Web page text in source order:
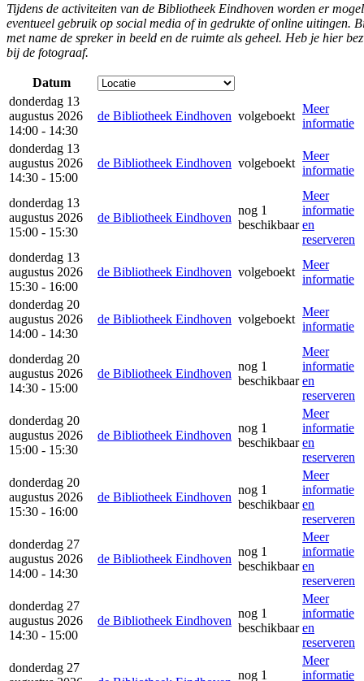
Tijdens de activiteiten van de Bibliotheek Eindhoven worden er
eventueel gebruik op social media of in gedrukte of online uitingen.
met name de spreker in beeld en de ruimte als geheel. Heb je hier
bij de fotograaf.
Datum
donderdag 13
augustus 2026
14:00 - 14:30
de Bibliotheek Eindhoven volgeboekt
Meer
informatie
donderdag 13
augustus 2026
14:30 - 15:00
de Bibliotheek Eindhoven volgeboekt
Meer
informatie
donderdag 13
augustus 2026
15:00 - 15:30
de Bibliotheek Eindhoven
nog 1
beschikbaar
Meer
informatie
en
reserveren
donderdag 13
augustus 2026
15:30 - 16:00
de Bibliotheek Eindhoven volgeboekt
Meer
informatie
donderdag 20
augustus 2026
14:00 - 14:30
de Bibliotheek Eindhoven volgeboekt
Meer
informatie
donderdag 20
augustus 2026
14:30 - 15:00
de Bibliotheek Eindhoven
nog 1
beschikbaar
Meer
informatie
en
reserveren
donderdag 20
augustus 2026
15:00 - 15:30
de Bibliotheek Eindhoven
nog 1
beschikbaar
Meer
informatie
en
reserveren
donderdag 20
augustus 2026
15:30 - 16:00
de Bibliotheek Eindhoven
nog 1
beschikbaar
Meer
informatie
en
reserveren
donderdag 27
augustus 2026
14:00 - 14:30
de Bibliotheek Eindhoven
nog 1
beschikbaar
Meer
informatie
en
reserveren
donderdag 27
augustus 2026
14:30 - 15:00
de Bibliotheek Eindhoven
nog 1
beschikbaar
Meer
informatie
en
reserveren
donderdag 27
nog 1
Meer
informatie